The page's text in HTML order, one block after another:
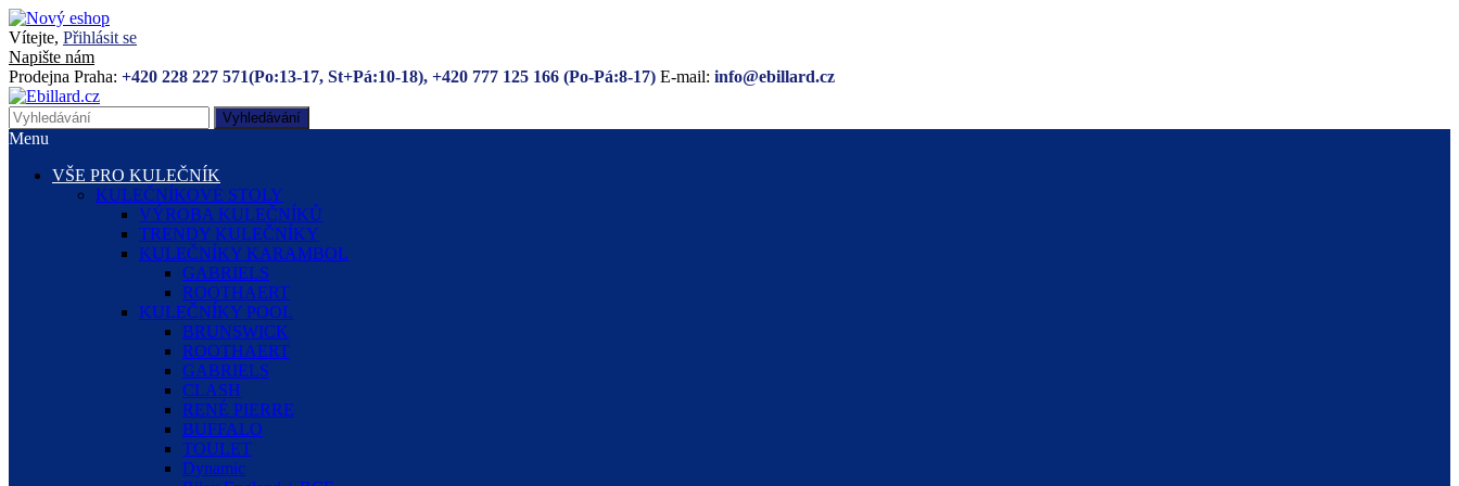
Vítejte, Přihlásit se
Napište nám
Prodejna Praha: +420 228 227 571(Po:13-17, St+Pá:10-18), +420 777 125 166 (Po-Pá:8-17) E-mail: info@ebillard.cz
Vyhledávání
Menu
VŠE PRO KULEČNÍK
KULEČNÍKOVÉ STOLY
VÝROBA KULEČNÍKŮ
TRENDY KULEČNÍKY
KULEČNÍKY KARAMBOL
GABRIELS
ROOTHAERT
KULEČNÍKY POOL
BRUNSWICK
ROOTHAERT
GABRIELS
CLASH
RENÉ PIERRE
BUFFALO
TOULET
Dynamic